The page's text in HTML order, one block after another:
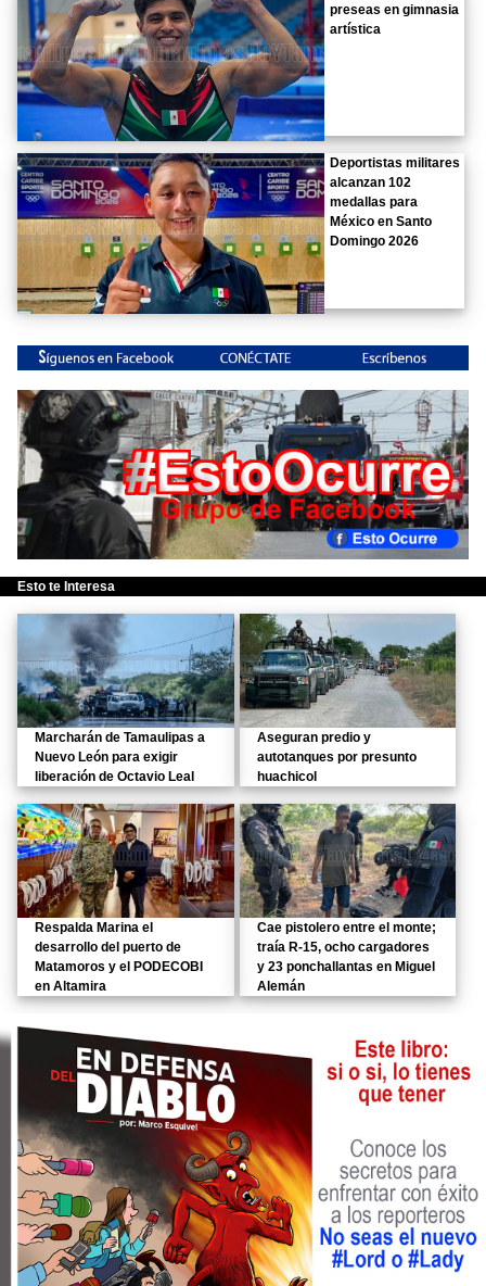
preseas en gimnasia
artística
Deportistas militares
alcanzan 102
medallas para
México en Santo
Domingo 2026
Esto te Interesa
Marcharán de Tamaulipas a
Nuevo León para exigir
liberación de Octavio Leal
Aseguran predio y
autotanques por presunto
huachicol
Respalda Marina el
desarrollo del puerto de
Matamoros y el PODECOBI
en Altamira
Cae pistolero entre el monte;
traía R-15, ocho cargadores
y 23 ponchallantas en Miguel
Alemán